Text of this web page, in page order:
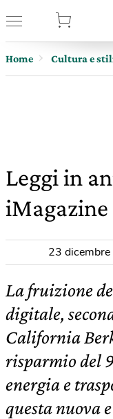
Home Cultura e
Leggi in
iMagazine
23
La fruizione
digitale,
California
risparmio del
energia e
questa nuova